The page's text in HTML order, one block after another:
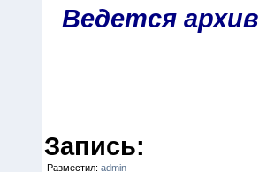
Ведется
Запись:
Разместил: admin